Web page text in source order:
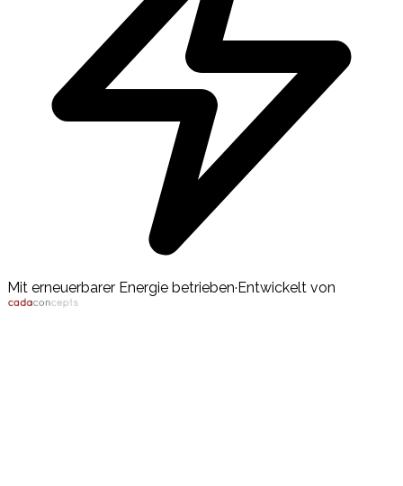
Mit erneuerbarer Energie betrieben·Entwickelt von